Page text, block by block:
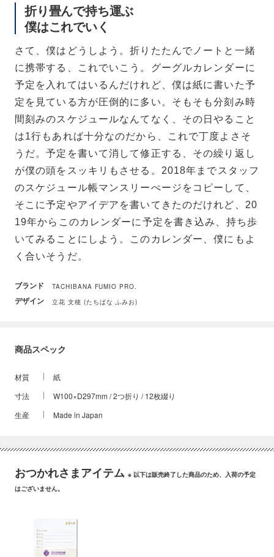
折り畳んで持ち運ぶ
僕はこれでいく
さて、僕はどうしよう。折りたたんでノートと一緒
に携帯する、これでいこう。グーグルカレンダーに
予定を入れてはいるんだけれど、僕は紙に書いた予
定を見ている方が圧倒的に多い。そもそも分刻み時
間刻みのスケジュールなんてなく、その日やること
は1行もあれば十分なのだから、これで丁度よさそ
うだ。予定を書いて消して修正する、その繰り返し
が僕の頭をスッキリもさせる。2018年までスタッフ
のスケジュール帳マンスリーぺージをコピーして、
そこに予定やアイデアを書いてきたのだけれど、20
19年からこのカレンダーに予定を書き込み、持ち歩
いてみることにしよう。このカレンダー、僕にもよ
く合いそうだ。
ブランド TACHIBANA FUMIO PRO.
デザイン 立花 文穂 (たちばな ふみお)
商品スペック
材質
紙
寸法
W100×D297mm / 2つ折り / 12枚綴り
生産
Made in Japan
おつかれさまアイテム ※ 以下は販売終了した商品のため、入荷の予定
はございません。